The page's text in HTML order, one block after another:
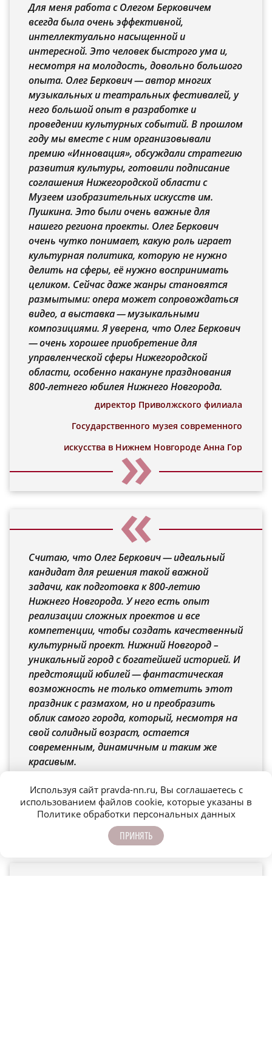
Для меня работа с Олегом Берковичем
всегда была очень эффективной,
интеллектуально насыщенной и
интересной. Это человек быстрого ума и,
несмотря на молодость, довольно большого
опыта. Олег Беркович — автор многих
музыкальных и театральных фестивалей, у
него большой опыт в разработке и
проведении культурных событий. В прошлом
году мы вместе с ним организовывали
премию «Инновация», обсуждали стратегию
развития культуры, готовили подписание
соглашения Нижегородской области с
Музеем изобразительных искусств им.
Пушкина. Это были очень важные для
нашего региона проекты. Олег Беркович
очень чутко понимает, какую роль играет
культурная политика, которую не нужно
делить на сферы, её нужно воспринимать
целиком. Сейчас даже жанры становятся
размытыми: опера может сопровождаться
видео, а выставка — музыкальными
композициями. Я уверена, что Олег Беркович
— очень хорошее приобретение для
управленческой сферы Нижегородской
области, особенно накануне празднования
800-летнего юбилея Нижнего Новгорода.
директор Приволжского филиала
Государственного музея современного
искусства в Нижнем Новгороде Анна Гор
Считаю, что Олег Беркович — идеальный
кандидат для решения такой важной
задачи, как подготовка к 800-летию
Нижнего Новгорода. У него есть опыт
реализации сложных проектов и все
компетенции, чтобы создать качественный
культурный проект. Нижний Новгород –
уникальный город с богатейшей историей. И
предстоящий юбилей — фантастическая
возможность не только отметить этот
праздник с размахом, но и преобразить
облик самого города, который, несмотря на
свой солидный возраст, остается
современным, динамичным и таким же
красивым.
Мельникова
Используя сайт pravda-nn.ru, Вы соглашаетесь с
использованием файлов cookie, которые указаны в
Политике обработки персональных данных
ПРИНЯТЬ